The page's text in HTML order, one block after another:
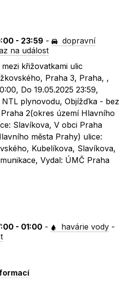
- 23:59 -
dopravní
na událost
křižovatkami ulic
Praha 3, Praha, ,
Do 19.05.2025 23:59,
plynovodu, Objížďka - bez
2(okres území Hlavního
Slavíkova, V obci Praha
města Prahy) ulice:
Kubelíkova, Slavíkova,
Vydal: ÚMČ Praha
- 01:00 - havárie vody -